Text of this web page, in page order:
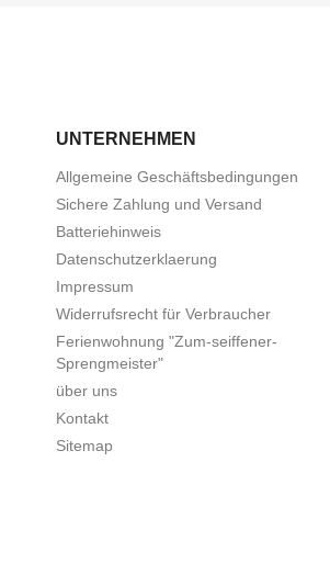
UNTERNEHMEN
Allgemeine Geschäftsbedingungen
Sichere Zahlung und Versand
Batteriehinweis
Datenschutzerklaerung
Impressum
Widerrufsrecht für Verbraucher
Ferienwohnung "Zum-seiffener-
Sprengmeister"
über uns
Kontakt
Sitemap